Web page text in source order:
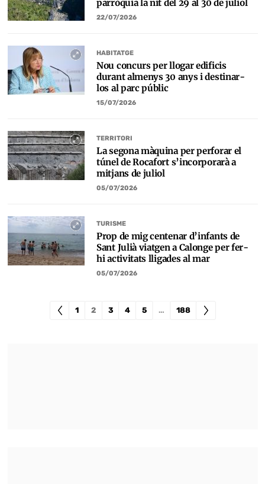
parròquia la nit del 29 al 30 de juliol
22/07/2026
HABITATGE
Nou concurs per llogar edificis
durant almenys 30 anys i destinar-
los al parc públic
15/07/2026
TERRITORI
La segona màquina per perforar el
túnel de Rocafort s’incorporarà a
mitjans de juliol
05/07/2026
TURISME
Prop de mig centenar d’infants de
Sant Julià viatgen a Calonge per fer-
hi activitats lligades al mar
05/07/2026
1 2 3 4 5 … 188